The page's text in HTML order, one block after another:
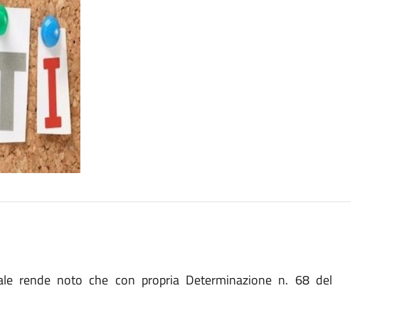
rende noto che con propria Determinazione n. 68 del